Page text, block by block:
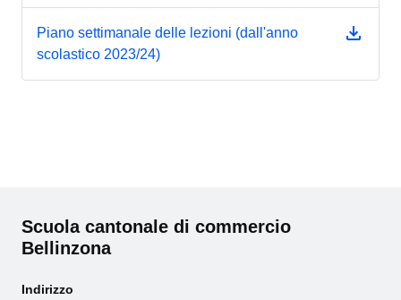
Piano settimanale delle lezioni (dall'anno
scolastico 2023/24)
Scuola cantonale di commercio
Bellinzona
Indirizzo